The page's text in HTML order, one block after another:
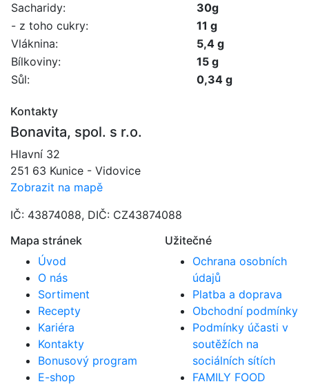
Sacharidy:
30g
- z toho cukry:
11 g
Vláknina:
5,4 g
Bílkoviny:
15 g
Sůl:
0,34 g
Kontakty
Bonavita, spol. s r.o.
Hlavní 32
251 63 Kunice - Vidovice
Zobrazit na mapě
IČ: 43874088, DIČ: CZ43874088
Mapa stránek
Úvod
O nás
Sortiment
Recepty
Kariéra
Kontakty
Bonusový program
E-shop
Užitečné
Ochrana osobních
údajů
Platba a doprava
Obchodní podmínky
Podmínky účasti v
soutěžích na
sociálních sítích
FAMILY FOOD